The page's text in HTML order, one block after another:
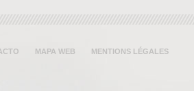
MAPA WEB MENTIONS LÉGALES